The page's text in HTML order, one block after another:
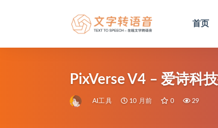
首页
PixVerse V4 – 爱诗科
AI工具 10 月前 0 29